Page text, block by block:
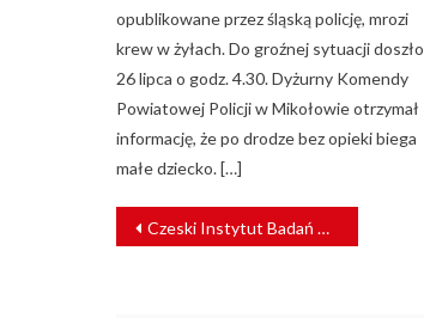
opublikowane przez śląską policję, mrozi
krew w żyłach. Do groźnej sytuacji doszło
26 lipca o godz. 4.30. Dyżurny Komendy
Powiatowej Policji w Mikołowie otrzymał
informację, że po drodze bez opieki biega
małe dziecko. […]
NAWIGACJA
WPISU
Czeski Instytut Badań Kolejnictwa zrywa stosunki z Rosją i Białorusią